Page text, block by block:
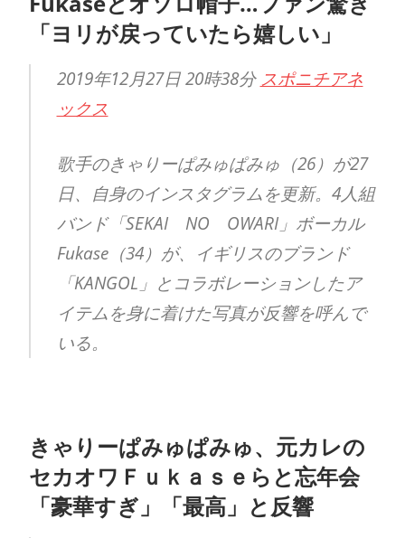
「ヨリが戻っていたら嬉しい」
2019年12月27日 20時38分スポニチアネ
ックス
歌手のきゃりーぱみゅぱみゅ（26）が27
日、自身のインスタグラムを更新。4人組
バンド「SEKAI NO OWARI」ボーカル
Fukase（34）が、イギリスのブランド
「KANGOL」とコラボレーションしたア
イテムを身に着けた写真が反響を呼んで
いる。
きゃりーぱみゅぱみゅ、元カレの
セカオワＦｕｋａｓｅらと忘年会
「豪華すぎ」「最高」と反響